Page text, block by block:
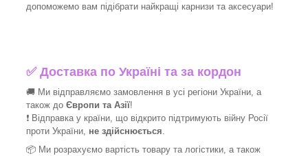
допоможемо вам підібрати найкращі карнизи та аксесуари!
✅Доставка по Україні та за кордон
🚚 Ми відправляємо замовлення в усі регіони України, а
також до Європи та Азії!
❗ Відправка у країни, що відкрито підтримують війну Росії
проти України, не здійснюється
📦 Ми розрахуємо вартість товару та логістики, а також